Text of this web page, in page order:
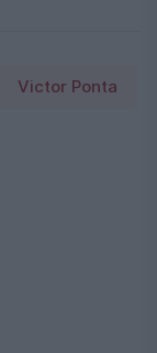
Victor Ponta